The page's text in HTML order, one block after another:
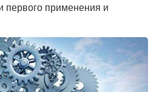
первого применения и